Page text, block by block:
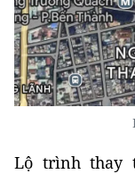
Lộ trình thay